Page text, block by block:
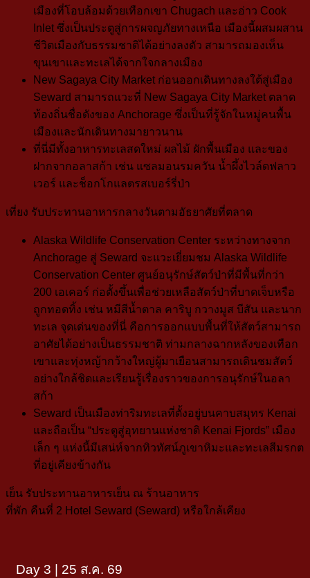
เมืองที่โอบล้อมด้วยเทือกเขา Chugach และอ่าว Cook
Inlet ซึ่งเป็นประตูสู่การผจญภัยทางเหนือ เมืองนี้ผสมผสาน
ชีวิตเมืองกับธรรมชาติได้อย่างลงตัว สามารถมองเห็น
ขุนเขาและทะเลได้จากใจกลางเมือง
New Sagaya City Market ก่อนออกเดินทางลงใต้สู่เมือง
Seward สามารถแวะที่ New Sagaya City Market ตลาด
ท้องถิ่นชื่อดังของ Anchorage ซึ่งเป็นที่รู้จักในหมู่คนพื้น
เมืองและนักเดินทางมายาวนาน
ที่นี่มีทั้งอาหารทะเลสดใหม่ ผลไม้ ผักพื้นเมือง และของ
ฝากจากอลาสก้า เช่น แซลมอนรมควัน น้ำผึ้งไวล์ดฟลาว
เวอร์ และช็อกโกแลตรสเบอร์รี่ป่า
เที่ยง รับประทานอาหารกลางวันตามอัธยาศัยที่ตลาด
Alaska Wildlife Conservation Center ระหว่างทางจาก
Anchorage สู่ Seward จะแวะเยี่ยมชม Alaska Wildlife
Conservation Center ศูนย์อนุรักษ์สัตว์ป่าที่มีพื้นที่กว่า
200 เอเคอร์ ก่อตั้งขึ้นเพื่อช่วยเหลือสัตว์ป่าที่บาดเจ็บหรือ
ถูกทอดทิ้ง เช่น หมีสีน้ำตาล คาริบู กวางมูส บีสัน และนาก
ทะเล จุดเด่นของที่นี่ คือการออกแบบพื้นที่ให้สัตว์สามารถ
อาศัยได้อย่างเป็นธรรมชาติ ท่ามกลางฉากหลังของเทือก
เขาและทุ่งหญ้ากว้างใหญ่ผู้มาเยือนสามารถเดินชมสัตว์
อย่างใกล้ชิดและเรียนรู้เรื่องราวของการอนุรักษ์ในอลา
สก้า
Seward เป็นเมืองท่าริมทะเลที่ตั้งอยู่บนคาบสมุทร Kenai
และถือเป็น “ประตูสู่อุทยานแห่งชาติ Kenai Fjords” เมือง
เล็ก ๆ แห่งนี้มีเสน่ห์จากทิวทัศน์ภูเขาหิมะและทะเลสีมรกต
ที่อยู่เคียงข้างกัน
เย็น รับประทานอาหารเย็น ณ ร้านอาหาร
ที่พัก คืนที่ 2 Hotel Seward (Seward) หรือใกล้เคียง
Day 3 | 25 ส.ค. 69